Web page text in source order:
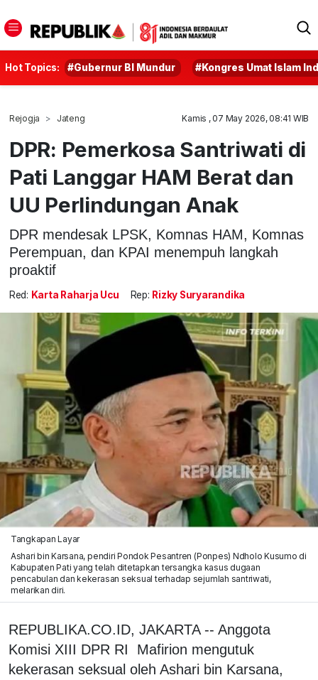
Hot Topics: #Gubernur BI Mundur #Kongres Umat Islam
Rejogja Jateng Kamis , 07 May 2026, 08:41 WIB
DPR: Pemerkosa Santriwati di
Pati Langgar HAM Berat dan
UU Perlindungan Anak
DPR mendesak LPSK, Komnas HAM, Komnas
Perempuan, dan KPAI menempuh langkah
proaktif
Red: Karta Raharja Ucu Rep: Rizky Suryarandika
Tangkapan Layar
Ashari bin Karsana, pendiri Pondok Pesantren (Ponpes) Ndholo Kusumo di
Kabupaten Pati yang telah ditetapkan tersangka kasus dugaan
pencabulan dan kekerasan seksual terhadap sejumlah santriwati,
melarikan diri.
REPUBLIKA.CO.ID, JAKARTA -- Anggota
Komisi XIII DPR RI Mafirion mengutuk
kekerasan seksual oleh Ashari bin Karsana,